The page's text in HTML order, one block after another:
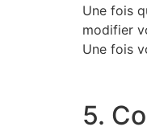
Une fois
modifier
Une fois
5.